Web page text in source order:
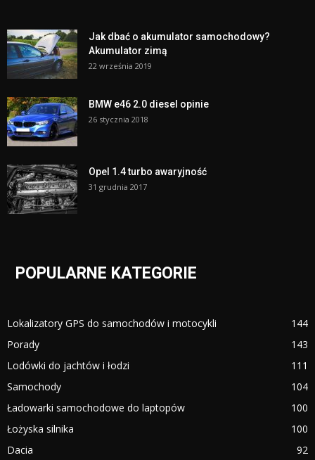
Jak dbać o akumulator samochodowy?
Akumulator zimą
22 września 2019
BMW e46 2.0 diesel opinie
26 stycznia 2018
Opel 1.4 turbo awaryjność
31 grudnia 2017
POPULARNE KATEGORIE
Lokalizatory GPS do samochodów i motocykli
144
Porady
143
Lodówki do jachtów i łodzi
111
Samochody
104
Ładowarki samochodowe do laptopów
100
Łożyska silnika
100
Dacia
92